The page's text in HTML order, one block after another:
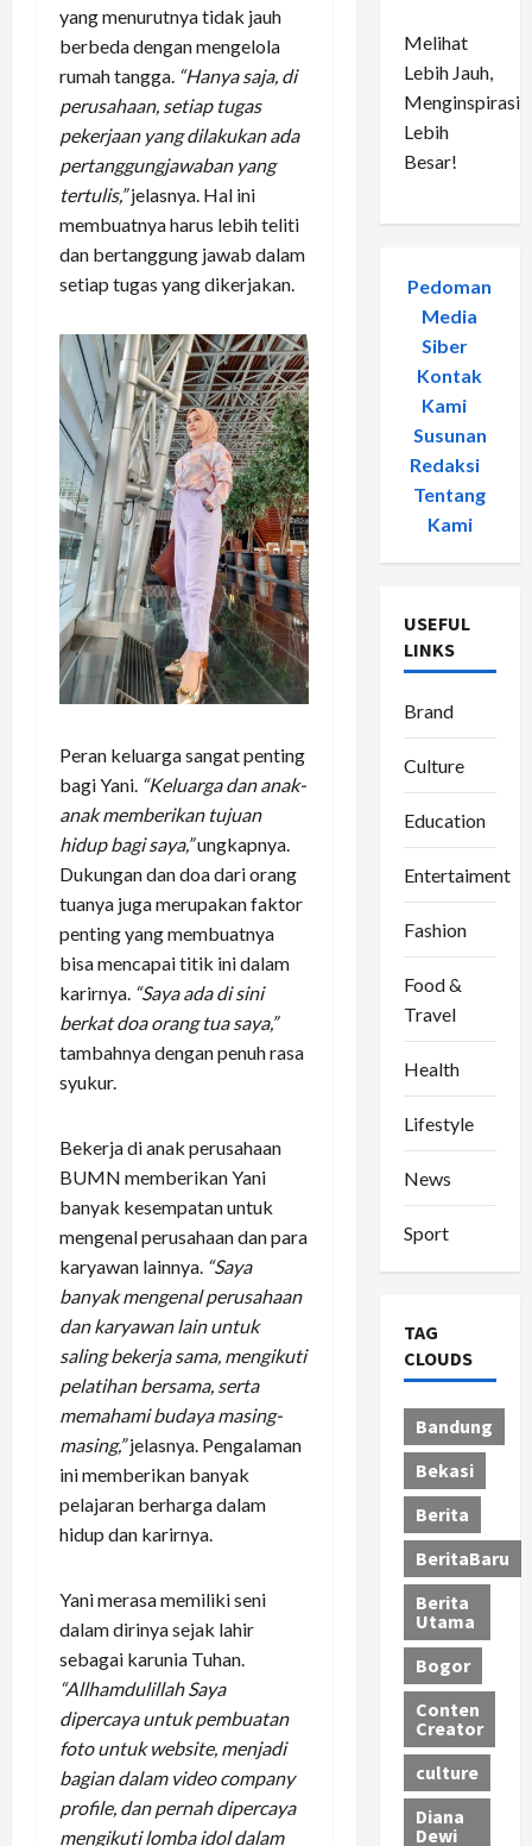
yang menurutnya tidak jauh
berbeda dengan mengelola
rumah tangga. “Hanya saja, di
perusahaan, setiap tugas
pekerjaan yang dilakukan ada
pertanggungjawaban yang
tertulis,”jelasnya. Hal ini
membuatnya harus lebih teliti
dan bertanggung jawab dalam
setiap tugas yang dikerjakan.
Peran keluarga sangat penting
bagi Yani. “Keluarga dan anak-
anak memberikan tujuan
hidup bagi saya,”ungkapnya.
Dukungan dan doa dari orang
tuanya juga merupakan faktor
penting yang membuatnya
bisa mencapai titik ini dalam
karirnya. “Saya ada di sini
berkat doa orang tua saya,”
tambahnya dengan penuh rasa
syukur.
Bekerja di anak perusahaan
BUMN memberikan Yani
banyak kesempatan untuk
mengenal perusahaan dan para
karyawan lainnya. “Saya
banyak mengenal perusahaan
dan karyawan lain untuk
saling bekerja sama, mengikuti
pelatihan bersama, serta
memahami budaya masing-
masing,”jelasnya. Pengalaman
ini memberikan banyak
pelajaran berharga dalam
hidup dan karirnya.
Yani merasa memiliki seni
dalam dirinya sejak lahir
sebagai karunia Tuhan.
“Allhamdulillah Saya
dipercaya untuk pembuatan
foto untuk website, menjadi
bagian dalam video company
profile, dan pernah dipercaya
mengikuti lomba idol dalam
Melihat
Lebih Jauh,
Menginspirasi
Lebih
Besar!
Pedoman
Media
Siber-
Kontak
Kami
Susunan
Redaksi-
Tentang
Kami
USEFUL
LINKS
Brand
Culture
Education
Entertaiment
Fashion
Food &
Travel
Health
Lifestyle
News
Sport
TAG
CLOUDS
Bandung
Bekasi
Berita
BeritaBaru
Berita
Utama
Bogor
Conten
Creator
culture
Diana
Dewi